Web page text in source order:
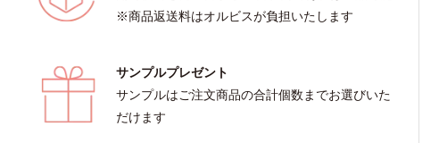
※商品返送料はオルビスが負担いたします
サンプルプレゼント
サンプルはご注文商品の合計個数までお選びいた
だけます